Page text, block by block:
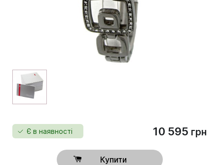
Є в наявності 10 595 грн
Купити